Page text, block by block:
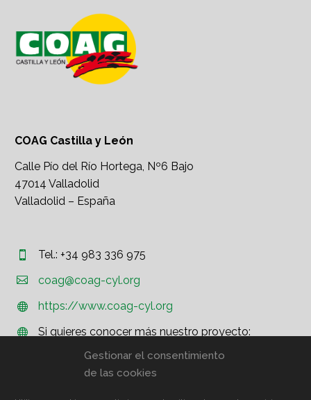
Gestionar el consentimiento
de las cookies
COAG Castilla y León
Calle Pío del Río Hortega, Nº6 Bajo
47014 Valladolid
Valladolid – España

 Tel.: +34 983 336 975

 coag@coag-cyl.org

 https://www.coag-cyl.org


Si quieres conocer más nuestro proyecto:
http://www.coag.org